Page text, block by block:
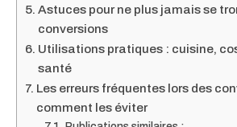
Astuces pour ne plus jamais se
conversions
Utilisations pratiques : cuisine,
santé
Les erreurs fréquentes lors des
comment les éviter